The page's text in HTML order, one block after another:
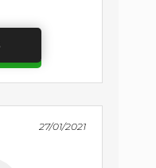
27/01/2021